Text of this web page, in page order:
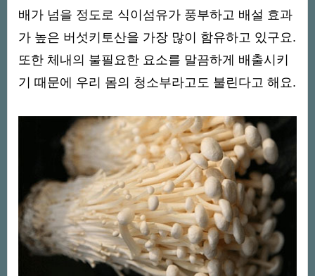
배가 넘을 정도로 식이섬유가 풍부하고 배설 효과
가 높은 버섯키토산을 가장 많이 함유하고 있구요.
또한 체내의 불필요한 요소를 말끔하게 배출시키
기 때문에 우리 몸의 청소부라고도 불린다고 해요.